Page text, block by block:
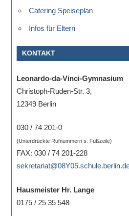
Schule.
Mathematik-
oder
Sportwettkampf,
Musik-
oder
Exkursion
oder
Reise
Schülerinnen
und
Catering Speiseplan
Infos für Eltern
KONTAKT
Leonardo-da-Vinci-Gymnasium
Christoph-Ruden-Str. 3,
12349 Berlin
030 / 74 201-0
(Unterdrückte Rufnummern s. Fußzeile)
FAX: 030 / 74 201-228
Hausmeister Hr. Lange
0175 / 25 35 548